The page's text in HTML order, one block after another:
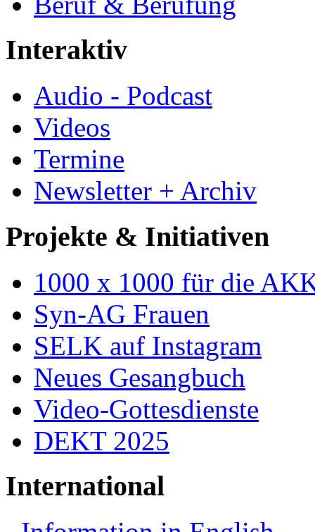
Interaktiv
Audio - Podcast
Videos
Termine
Newsletter + Archiv
Projekte & Initiativen
1000 x 1000 für die
Syn-AG Frauen
SELK auf Instagram
Neues Gesangbuch
Video-Gottesdienste
DEKT 2025
International